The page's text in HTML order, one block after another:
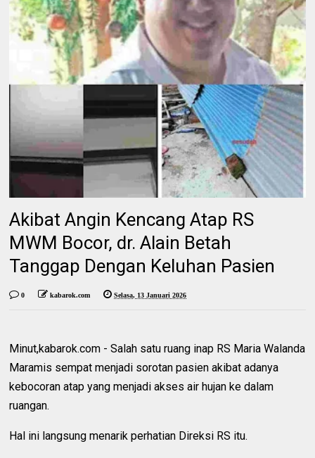
Akibat Angin Kencang Atap RS
MWM Bocor, dr. Alain Betah
Tanggap Dengan Keluhan Pasien
0 kabarok.com Selasa, 13 Januari 2026
Minut,kabarok.com - Salah satu ruang inap RS Maria Walanda
Maramis sempat menjadi sorotan pasien akibat adanya
kebocoran atap yang menjadi akses air hujan ke dalam
ruangan.
Hal ini langsung menarik perhatian Direksi RS itu.